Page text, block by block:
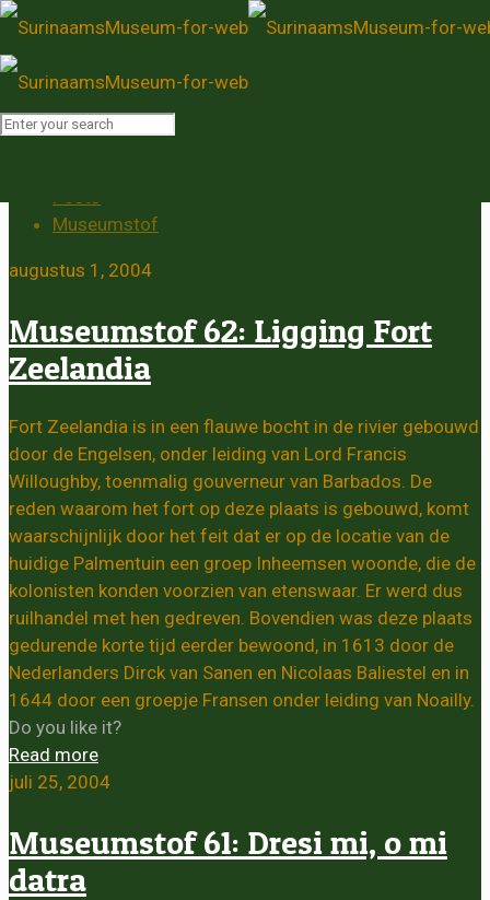
Museumstof
Posts
Museumstof
augustus 1, 2004
Museumstof 62: Ligging Fort
Zeelandia
Fort Zeelandia is in een flauwe bocht in de rivier gebouwd
door de Engelsen, onder leiding van Lord Francis
Willoughby, toenmalig gouverneur van Barbados. De
reden waarom het fort op deze plaats is gebouwd, komt
waarschijnlijk door het feit dat er op de locatie van de
huidige Palmentuin een groep Inheemsen woonde, die de
kolonisten konden voorzien van etenswaar. Er werd dus
ruilhandel met hen gedreven. Bovendien was deze plaats
gedurende korte tijd eerder bewoond, in 1613 door de
Nederlanders Dirck van Sanen en Nicolaas Baliestel en in
1644 door een groepje Fransen onder leiding van Noailly.
Do you like it?
Read more
juli 25, 2004
Museumstof 61: Dresi mi, o mi
datra